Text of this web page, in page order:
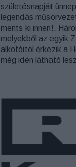
születésnapját
legendás
ments ki innen!.
melyekből az egyik
alkotóitól érkezik a
még idén látható